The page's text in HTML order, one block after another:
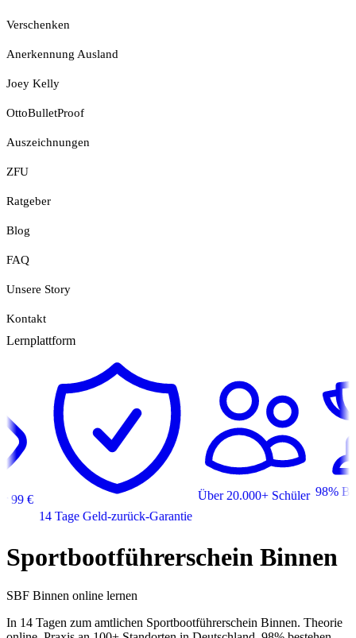
Verschenken
Anerkennung Ausland
Joey Kelly
OttoBulletProof
Auszeichnungen
ZFU
Ratgeber
Blog
FAQ
Unsere Story
Kontakt
Lernplattform
€
14 Tage Geld-zurück-Garantie
Über 20.000+ Schüler 98%
Sportbootführerschein Binnen
SBF Binnen online lernen
In 14 Tagen zum amtlichen Sportbootführerschein Binnen. Theorie